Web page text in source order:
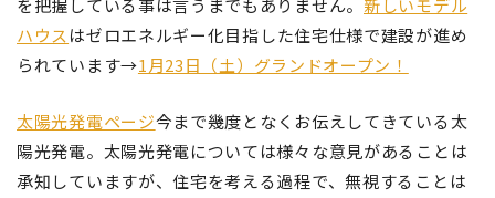
を把握している事は言うまでもありません。 新しいモデル
ハウス はゼロエネルギー化目指した住宅仕様で建設が進め
られています→1月23日（土）グランドオープン！
太陽光発電ページ今まで幾度となくお伝えしてきている太
陽光発電。太陽光発電については様々な意見があることは
承知していますが、住宅を考える過程で、無視することは